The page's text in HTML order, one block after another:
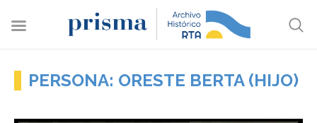
PERSONA: ORESTE BERTA (HIJO)